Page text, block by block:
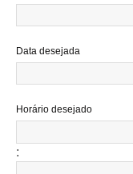
Data desejada
Horário desejado
: